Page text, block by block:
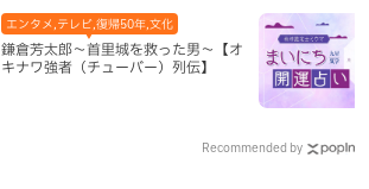
鎌倉芳太郎～首里城を救った男～【オ
キナワ強者（チューバー）列伝】
エンタメ,テレビ,復帰50年,文化
Recommended by